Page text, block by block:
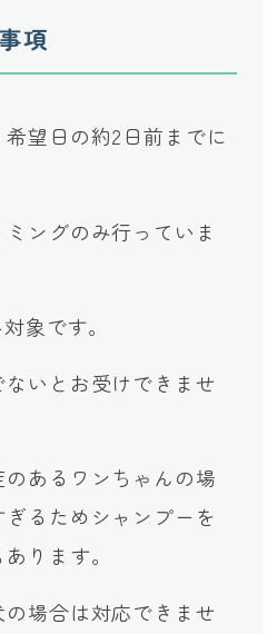
項
望日の約2日前までに
ングのみ行っていま
象です。
いとお受けできませ
あるワンちゃんの場
るためシャンプーを
ります。
場合は対応できませ